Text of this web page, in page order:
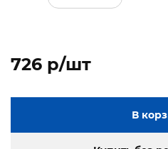
726 p/шт
В